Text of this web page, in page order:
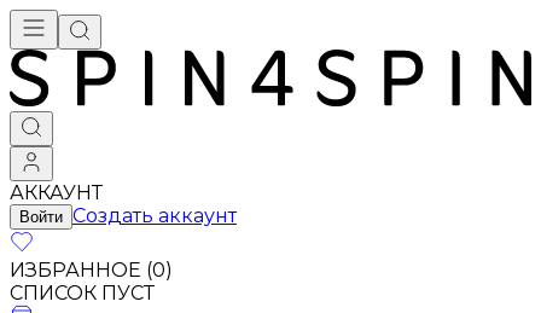
АККАУНТ
Войти Создать аккаунт
ИЗБРАННОЕ (0)
СПИСОК ПУСТ